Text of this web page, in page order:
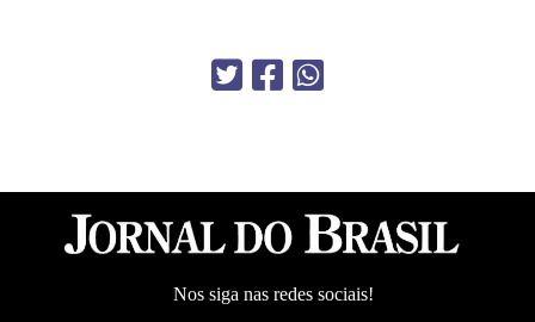
Nos siga nas redes sociais!